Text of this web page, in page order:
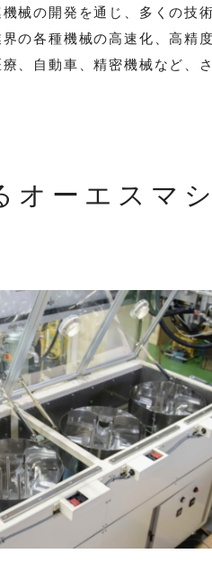
械の開発を通じ、多くの技
の各種機械の高速化、高精
、自動車、精密機械など、
オーエスマ